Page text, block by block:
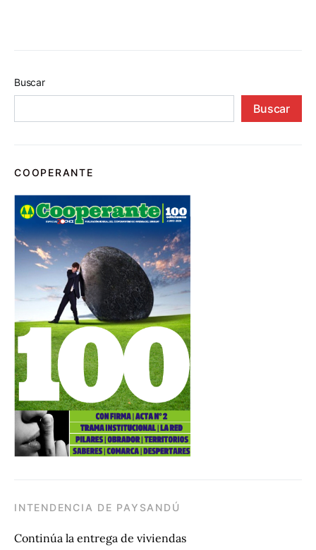
Buscar
Buscar
COOPERANTE
INTENDENCIA DE PAYSANDÚ
Continúa la entrega de viviendas